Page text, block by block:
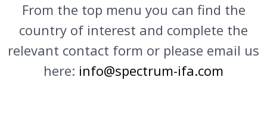
From the top menu you can find the
country of interest and complete the
relevant contact form or please email us
here: info@spectrum-ifa.com